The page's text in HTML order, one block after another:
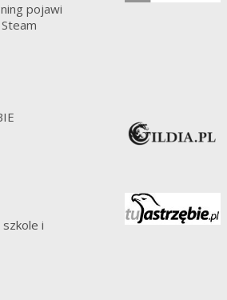
pojawi
i